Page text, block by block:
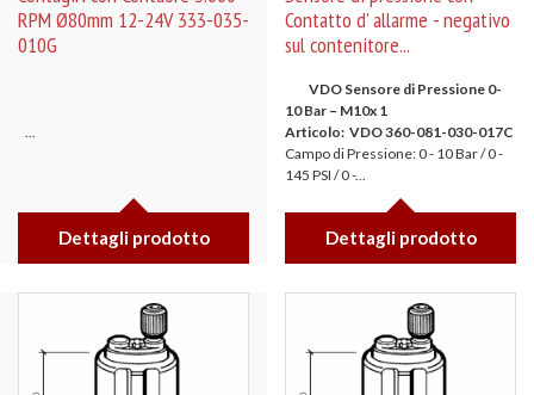
RPM Ø80mm 12-24V 333-035-
010G
Dettagli prodotto
Contatto d' allarme - negativo
sul contenitore...
VDO Sensore di Pressione 0-
10 Bar – M10x 1
Articolo: VDO 360-081-030-017C
Campo di Pressione: 0 - 10 Bar / 0 -
145 PSI / 0 -...
Dettagli prodotto